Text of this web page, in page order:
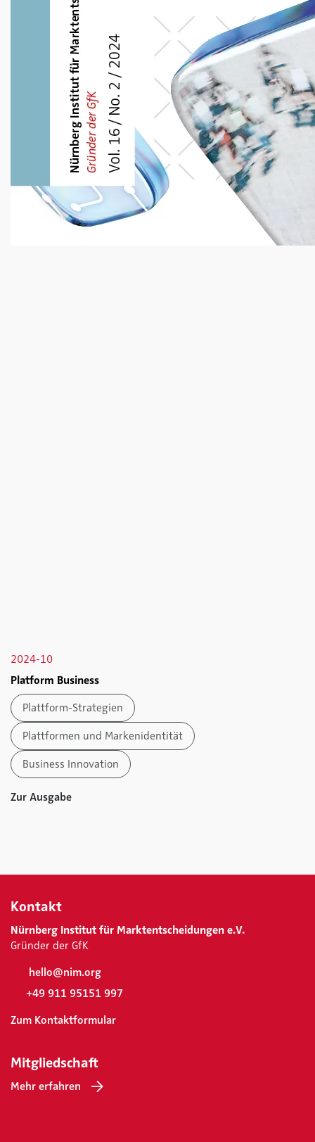
2024-10
Platform Business
Plattform-Strategien
Plattformen und Markenidentität
Business Innovation
Zur Ausgabe
Kontakt
Nürnberg Institut für Marktentscheidungen e.V.
Gründer der GfK
hello@nim.org
+49 911 95151 997
Zum Kontaktformular
Mitgliedschaft
Mehr erfahren